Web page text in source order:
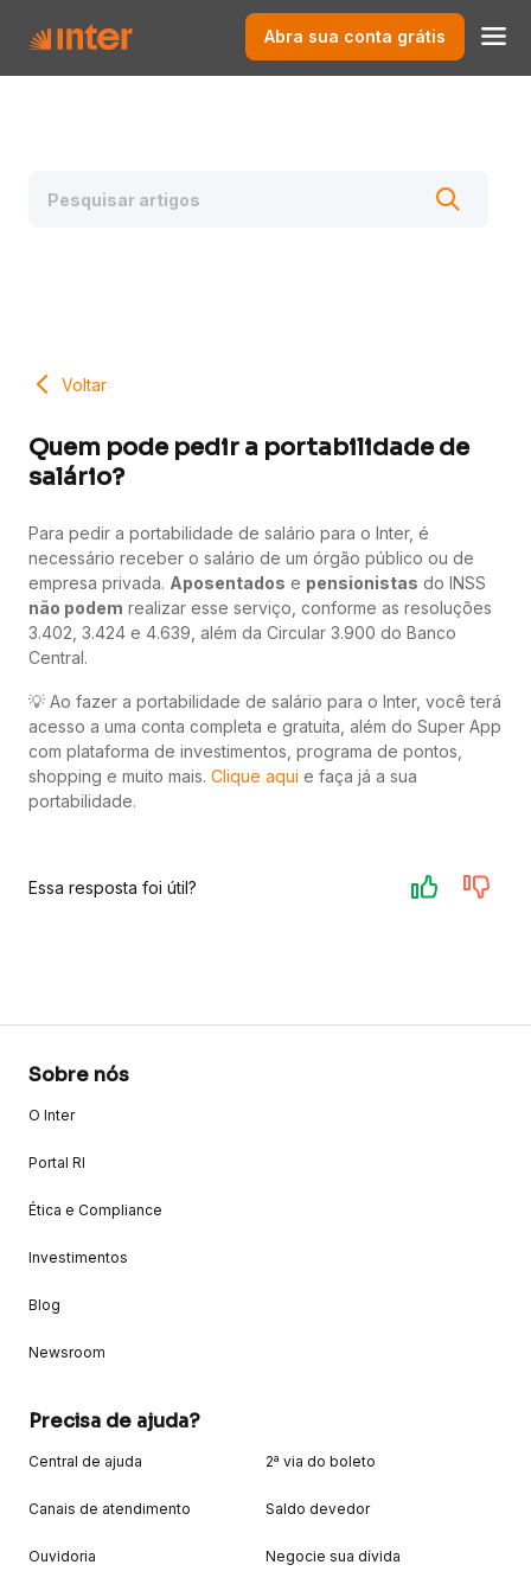
Abra sua conta grátis
Voltar
Quem pode pedir a portabilidade de
salário?
Para pedir a portabilidade de salário para o Inter, é
necessário receber o salário de um órgão público ou de
empresa privada. Aposentados e pensionistas do INSS
não podem realizar esse serviço, conforme as resoluções
3.402, 3.424 e 4.639, além da Circular 3.900 do Banco
Central.
💡 Ao fazer a portabilidade de salário para o Inter, você terá
acesso a uma conta completa e gratuita, além do Super App
com plataforma de investimentos, programa de pontos,
shopping e muito mais. Clique aqui e faça já a sua
portabilidade.
Essa resposta foi útil?
Sobre nós
O Inter
Portal RI
Ética e Compliance
Investimentos
Blog
Newsroom
Precisa de ajuda?
Central de ajuda
Canais de atendimento
Ouvidoria
2ª via do boleto
Saldo devedor
Negocie sua dívida